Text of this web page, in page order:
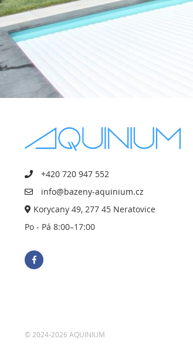
+420 720 947 552
info@bazeny-aquinium.cz
Korycany 49, 277 45 Neratovice
Po - Pá 8:00–17:00
© 2024-2026 AQUINIUM